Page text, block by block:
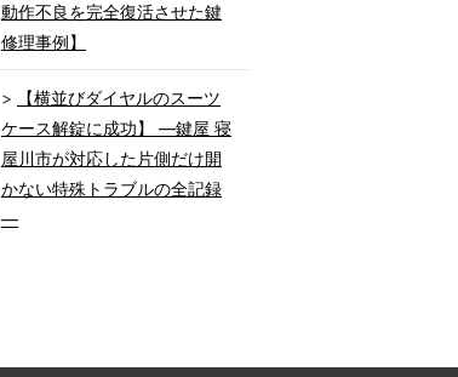
動作不良を完全復活させた鍵
修理事例】
【横並びダイヤルのスーツ
ケース解錠に成功】 ―鍵屋 寝
屋川市が対応した片側だけ開
かない特殊トラブルの全記録
―